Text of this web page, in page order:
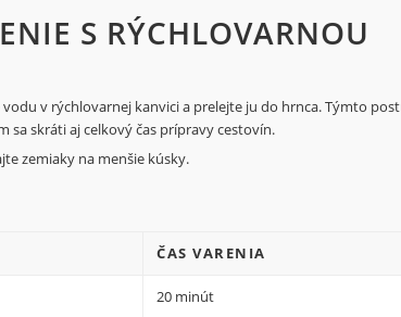
S RÝCHLOVARNOU
v rýchlovarnej kanvici a prelejte ju do hrnca. Týmto
skráti aj celkový čas prípravy cestovín.
zemiaky na menšie kúsky.
ČAS VARENIA
20 minút